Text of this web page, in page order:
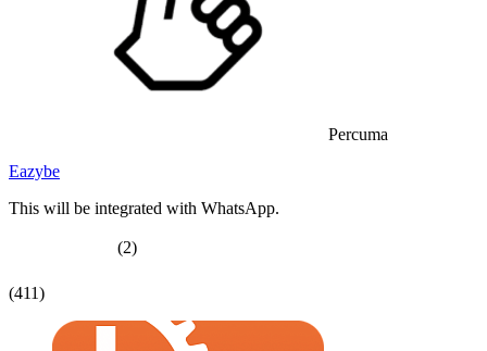
Percuma
Eazybe
This will be integrated with WhatsApp.
(2)
(411)